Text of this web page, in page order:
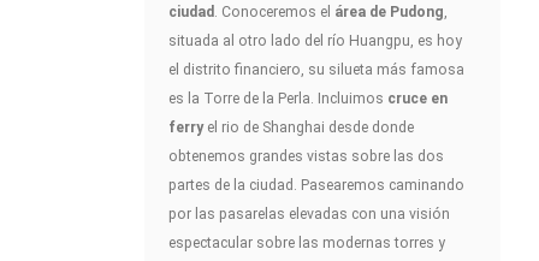
ciudad . Conoceremos el área de Pudong
situada al otro lado del río Huangpu, es hoy
el distrito financiero, su silueta más famosa
es la Torre de la Perla. Incluimos cruce en
ferry el rio de Shanghai desde donde
obtenemos grandes vistas sobre las dos
partes de la ciudad. Pasearemos caminando
por las pasarelas elevadas con una visión
espectacular sobre las modernas torres y